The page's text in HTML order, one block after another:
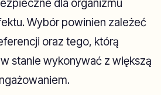
dla organizmu
Wybór powinien zależeć
oraz tego, którą
stanie wykonywać z większą